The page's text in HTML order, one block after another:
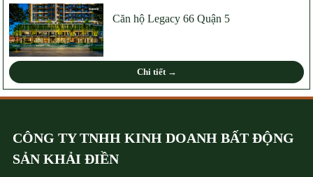
Căn hộ Legacy 66 Quận 5
Chi tiết →
CÔNG TY TNHH KINH DOANH BẤT ĐỘNG
SẢN KHẢI ĐIỀN